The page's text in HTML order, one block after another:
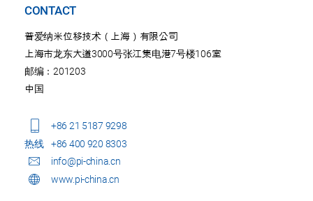
CONTACT
普爱纳米位移技术（上海）有限公司
上海市龙东大道3000号张江集电港7号楼106室
邮编：201203
中国
+86 21 5187 9298
热线
+86 400 920 8303
info@pi-china.cn
www.pi-china.cn